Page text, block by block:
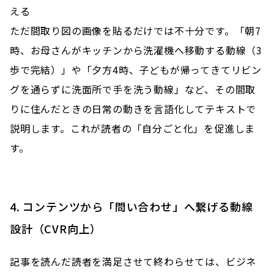
える
ただ間取り図の画像を貼るだけでは不十分です。「朝7
時、お母さんがキッチンから洗濯機へ移動する動線（3
歩で完結）」や「夕方4時、子どもが帰ってきてリビン
グを通らずに洗面所で手を洗う動線」など、その間取
りに住んだときの日常の動きを言語化してテキストで
説明します。これが読者の「自分ごと化」を促進しま
す。
4. コンテンツから「問い合わせ」へ繋げる動線
設計（CVR向上）
記事を読んだ読者を満足させて終わらせては、ビジネ